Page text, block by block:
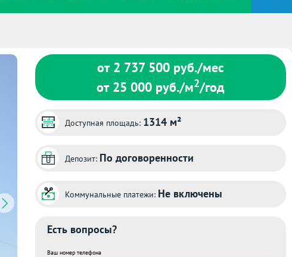
от 2 737 500руб./мес
от 25 000руб./м2/год
Доступная площадь: 1314 м²
Депозит: По договоренности
Коммунальные платежи: Не включены
Есть вопросы?
Ваш номер телефона